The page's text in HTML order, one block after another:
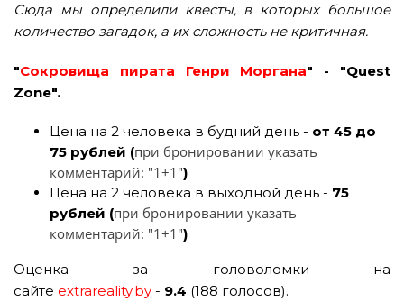
Сюда мы определили квесты, в которых большое
количество загадок, а их сложность не критичная.
"Сокровища пирата Генри Моргана" - "Quest
Zone".
Цена на 2 человека в будний день - от 45 до
75 рублей (при бронировании указать
комментарий: "1+1")
Цена на 2 человека в выходной день - 75
рублей (при бронировании указать
комментарий: "1+1")
Оценка за головоломки на
сайте extrareality.by - 9.4 (188 голосов).